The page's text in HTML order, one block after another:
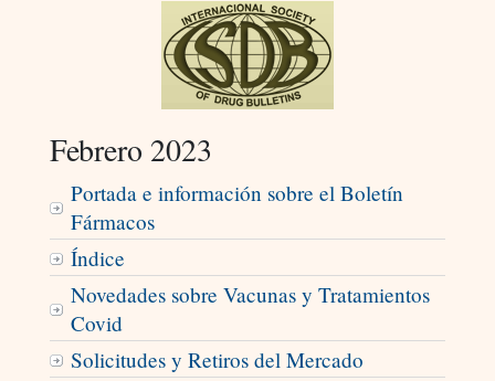
Febrero 2023
Portada e información sobre el Boletín
Fármacos
Índice
Novedades sobre Vacunas y Tratamientos
Covid
Solicitudes y Retiros del Mercado